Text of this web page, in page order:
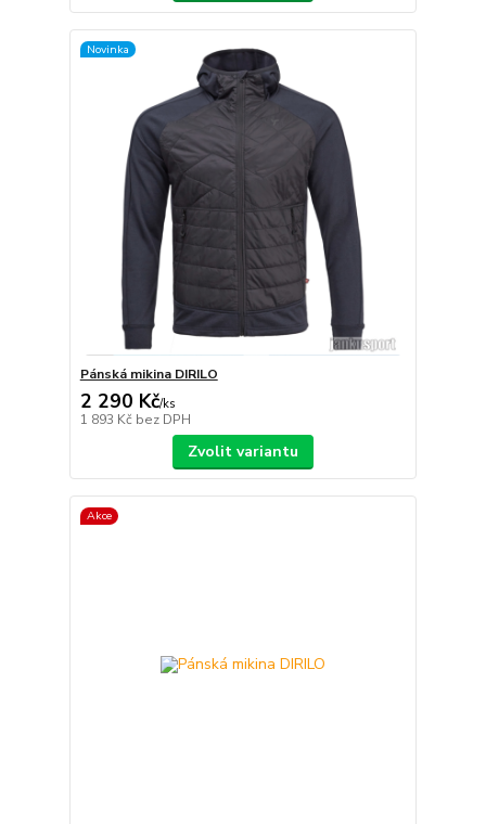
Novinka
Pánská mikina DIRILO
2 290 Kč/ks
1 893 Kč bez DPH
Zvolit variantu
Akce